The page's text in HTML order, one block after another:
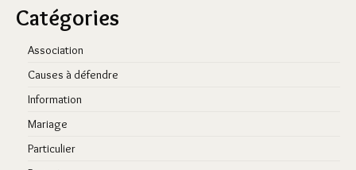
Catégories
Association
Causes à défendre
Information
Mariage
Particulier